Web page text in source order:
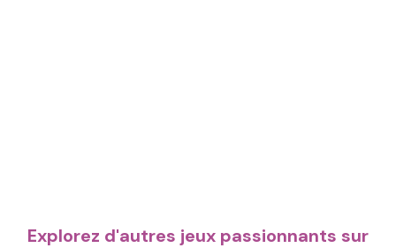
Explorez d'autres jeux passionnants sur